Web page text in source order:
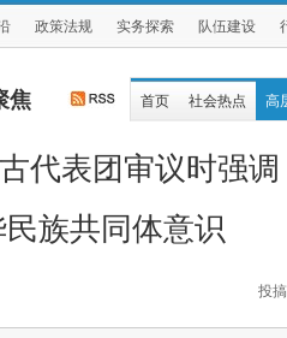
政策法规 实务探索 队伍建设
焦 首页 社会热点 高
代表团审议时强
族共同体意识
投搞